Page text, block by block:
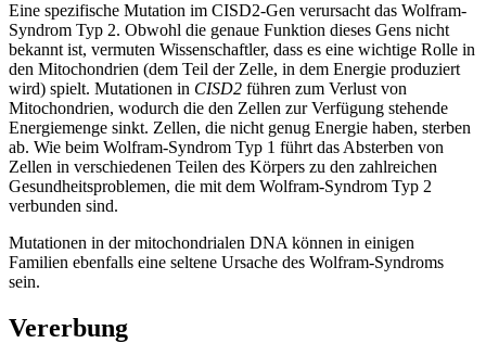
Eine spezifische Mutation im CISD2-Gen verursacht das Wolfram-
Syndrom Typ 2. Obwohl die genaue Funktion dieses Gens nicht
bekannt ist, vermuten Wissenschaftler, dass es eine wichtige Rolle in
den Mitochondrien (dem Teil der Zelle, in dem Energie produziert
wird) spielt. Mutationen in CISD2 führen zum Verlust von
Mitochondrien, wodurch die den Zellen zur Verfügung stehende
Energiemenge sinkt. Zellen, die nicht genug Energie haben, sterben
ab. Wie beim Wolfram-Syndrom Typ 1 führt das Absterben von
Zellen in verschiedenen Teilen des Körpers zu den zahlreichen
Gesundheitsproblemen, die mit dem Wolfram-Syndrom Typ 2
verbunden sind.
Mutationen in der mitochondrialen DNA können in einigen
Familien ebenfalls eine seltene Ursache des Wolfram-Syndroms
sein.
Vererbung